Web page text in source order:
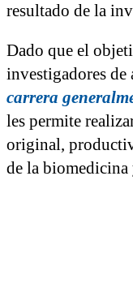
resultado de la
Dado que el
investigadores
carrera
les permite
original,
de la biomedicina